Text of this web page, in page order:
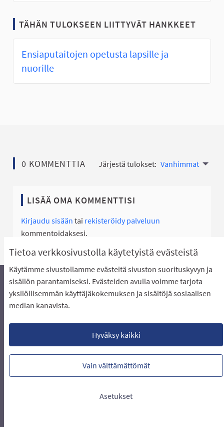
Tietoa verkkosivustolla käytetyistä evästeistä
Käytämme sivustollamme evästeitä sivuston suorituskyvyn ja
sisällön parantamiseksi. Evästeiden avulla voimme tarjota
yksilöllisemmän käyttäjäkokemuksen ja sisältöjä sosiaalisen
median kanavista.
Hyväksy kaikki
Vain välttämättömät
Asetukset
TÄHÄN TULOKSEEN LIITTYVÄT HANKKEET
Ensiaputaitojen opetusta lapsille ja
nuorille
0 KOMMENTTIA Järjestä tulokset: Vanhimmat
LISÄÄ OMA KOMMENTTISI
Kirjaudu sisään tai rekisteröidy palveluun
kommentoidaksesi.
Äänestyksen pikaohjeet
Usein kysytyt kysymykset
Näin äänestät Asukasbudjetissa
Lataa avoimet datatiedostot
Evästeasetukset
Verkkosivusto luotuvapaan ohjelmiston